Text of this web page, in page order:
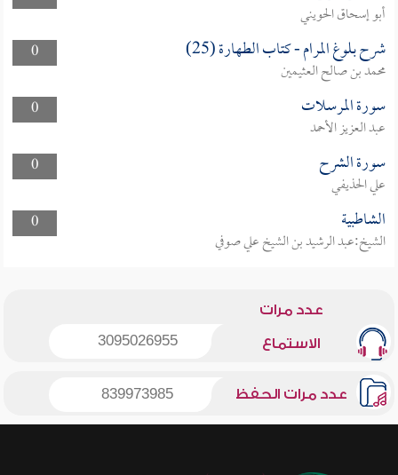
أبو إسحاق الحويني
0
شرح بلوغ المرام - كتاب الطهارة (25)
محمد بن صالح العثيمين
0
سورة المرسلات
عبد العزيز الأحمد
0
سورة الشرح
علي الحذيفي
0
الشاطبية
الشيخ:عبد الرشيد بن الشيخ علي صوفي
عدد مرات
الاستماع 3095026955
عدد مرات الحفظ 839973985